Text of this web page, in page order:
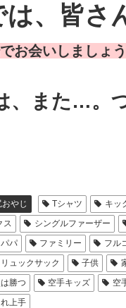
、皆さ
お会いしましょう
、また…。
やじ Tシャツ
キッ
ス
シングルファーザー
パパ ファミリー
フル
リュックサック 子供
勝つ 空手キッズ 空
上手